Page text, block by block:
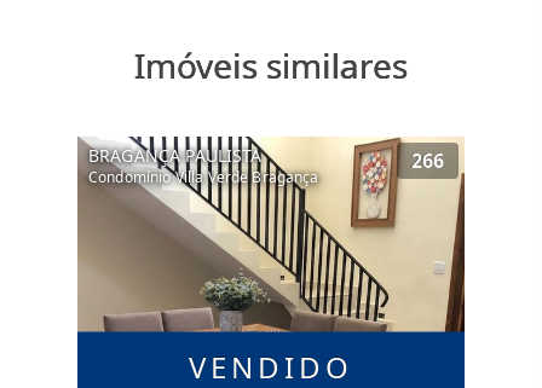
Imóveis similares
VENDIDO
BRAGANÇA PAULISTA
Condomínio Villa Verde Bragança
266